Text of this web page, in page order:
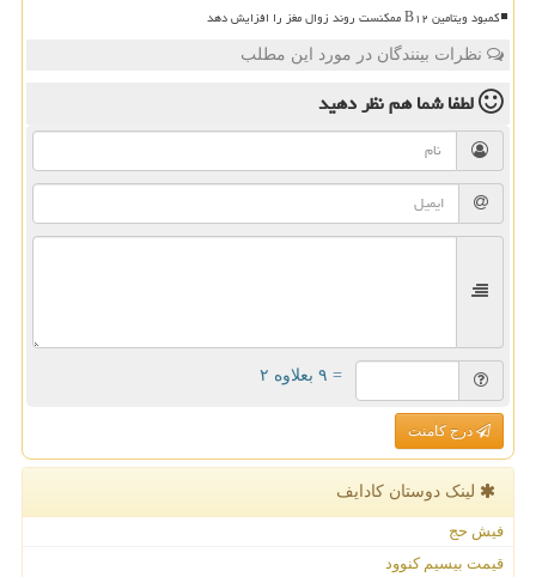
کمبود ویتامین B۱۲ ممکنست روند زوال مغز را افزایش دهد
نظرات بینندگان در مورد این مطلب
لطفا شما همنظر دهید
= ۹ بعلاوه ۲
درج کامنت
لینک دوستان كادایف
فیش حج
قیمت بیسیم کنوود